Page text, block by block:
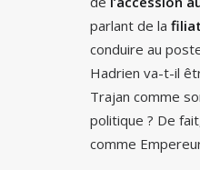
parlant de la
conduire au
Hadrien va-t-il
Trajan comme
politique ? De
comme